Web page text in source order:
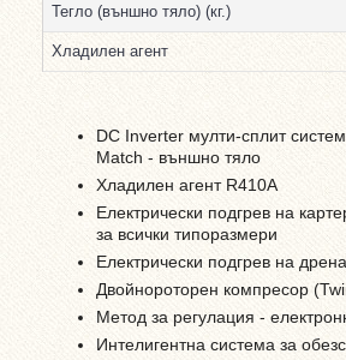
Тегло (външно тяло) (кг.)
Хладилен агент
DC Inverter мулти-сплит
Match - външно тяло
Хладилен агент R410A
Електрически подгрев на
за всички типоразмери
Електрически подгрев на
Двойнороторен компресор
Метод за регулация -
Интелигентна система за